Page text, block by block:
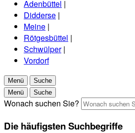
Adenbüttel |
Didderse |
Meine |
Rötgesbüttel |
Schwülper|
Vordorf
Menü
Suche
Menü
Suche
Wonach suchen Sie?
Die häufigsten Suchbegriffe